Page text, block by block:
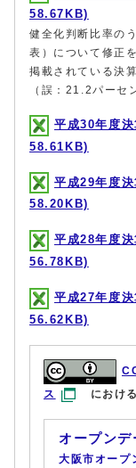
58.67KB)
健全化判断比率の
表）について修正
掲載されている決
（誤：21.2パーセ
平成30年度
58.61KB)
平成29年度
58.20KB)
平成28年度
56.78KB)
平成27年度
56.62KB)
ス
におけ
オープンデ
大阪市オープ